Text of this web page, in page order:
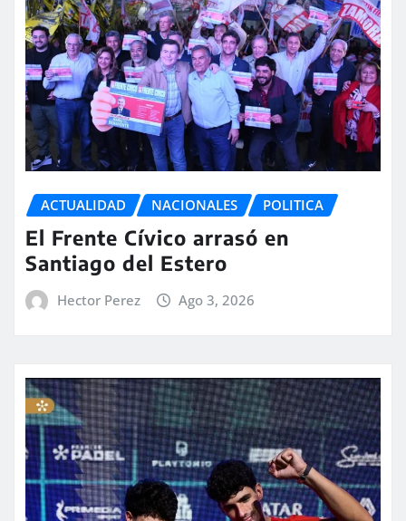
ACTUALIDAD NACIONALES POLITICA
El Frente Cívico arrasó en
Santiago del Estero
Hector Perez Ago 3, 2026